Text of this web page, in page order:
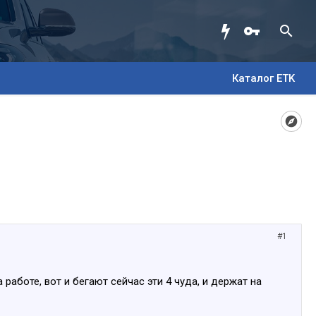
Каталог ETK
#1
вот и бегают сейчас эти 4 чуда, и держат на